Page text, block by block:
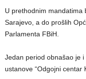
U prethodnim mandatima
Sarajevo, a do prošlih
Parlamenta FBiH.
Jedan period obnašao je
ustanove “Odgojni centar